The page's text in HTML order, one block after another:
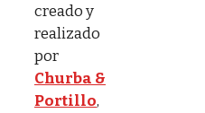
creado y
realizado
por
Churba &
Portillo,